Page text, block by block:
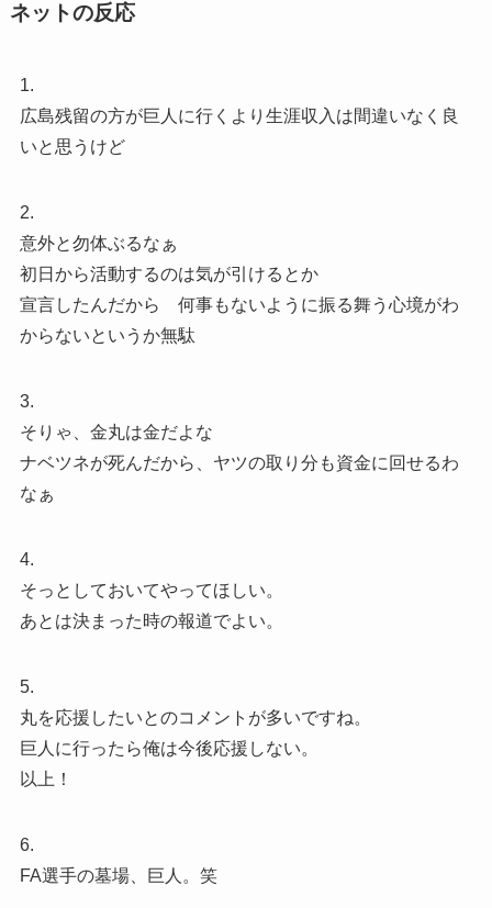
ネットの反応
1.
広島残留の方が巨人に行くより生涯収入は間違いなく良
いと思うけど
2.
意外と勿体ぶるなぁ
初日から活動するのは気が引けるとか
宣言したんだから 何事もないように振る舞う心境がわ
からないというか無駄
3.
そりゃ、金丸は金だよな
ナベツネが死んだから、ヤツの取り分も資金に回せるわ
なぁ
4.
そっとしておいてやってほしい。
あとは決まった時の報道でよい。
5.
丸を応援したいとのコメントが多いですね。
巨人に行ったら俺は今後応援しない。
以上！
6.
FA選手の墓場、巨人。笑